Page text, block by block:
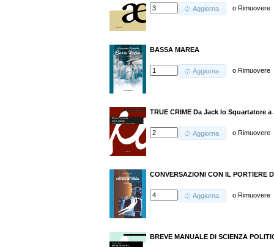
Aggiorna oRimuovere
BASSA MAREA
Aggiorna oRimuovere
TRUE CRIME Da Jack lo Squartatore
Aggiorna oRimuovere
CONVERSAZIONI CON IL PORTIERE
Aggiorna oRimuovere
BREVE MANUALE DI SCIENZA